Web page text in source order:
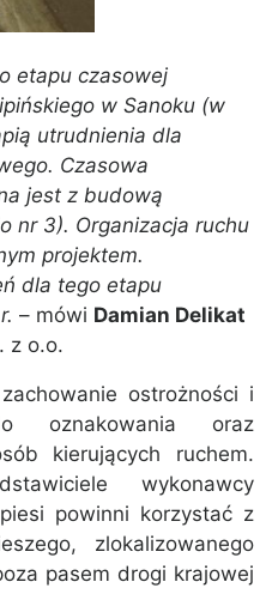
etapu czasowej
w Sanoku (w
utrudnienia dla
Czasowa
jest z budową
nr 3). Organizacja ruchu
projektem.
dla tego etapu
– mówi Damian Delikat
z o.o.
ostrożności i
oznakowania oraz
kierujących ruchem.
wykonawcy
powinni korzystać z
zlokalizowanego
pasem drogi krajowej